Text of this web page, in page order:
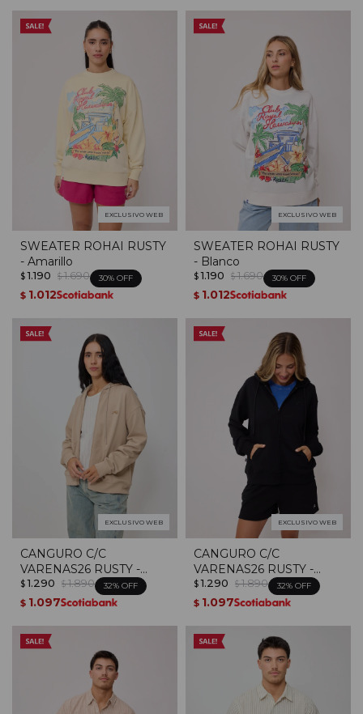
EXCLUSIVO WEB
SWEATER ROHAI RUSTY
- Amarillo
$ 1.190 $ 1.690 30
$ 1.012
EXCLUSIVO WEB
SWEATER ROHAI RUSTY
- Blanco
$ 1.190 $ 1.690 30
$ 1.012
EXCLUSIVO WEB
CANGURO C/C
VARENAS26 RUSTY -
Beige
$ 1.290 $ 1.890 32
$ 1.097
EXCLUSIVO WEB
CANGURO C/C
VARENAS26 RUSTY -
Negro
$ 1.290 $ 1.890 32
$ 1.097